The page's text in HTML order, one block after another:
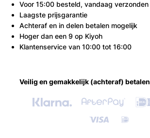
Voor 15:00 besteld, vandaag verzonden
Laagste prijsgarantie
Achteraf en in delen betalen mogelijk
Hoger dan een 9 op Kiyoh
Klantenservice van 10:00 tot 16:00
Veilig en gemakkelijk (achteraf) betalen